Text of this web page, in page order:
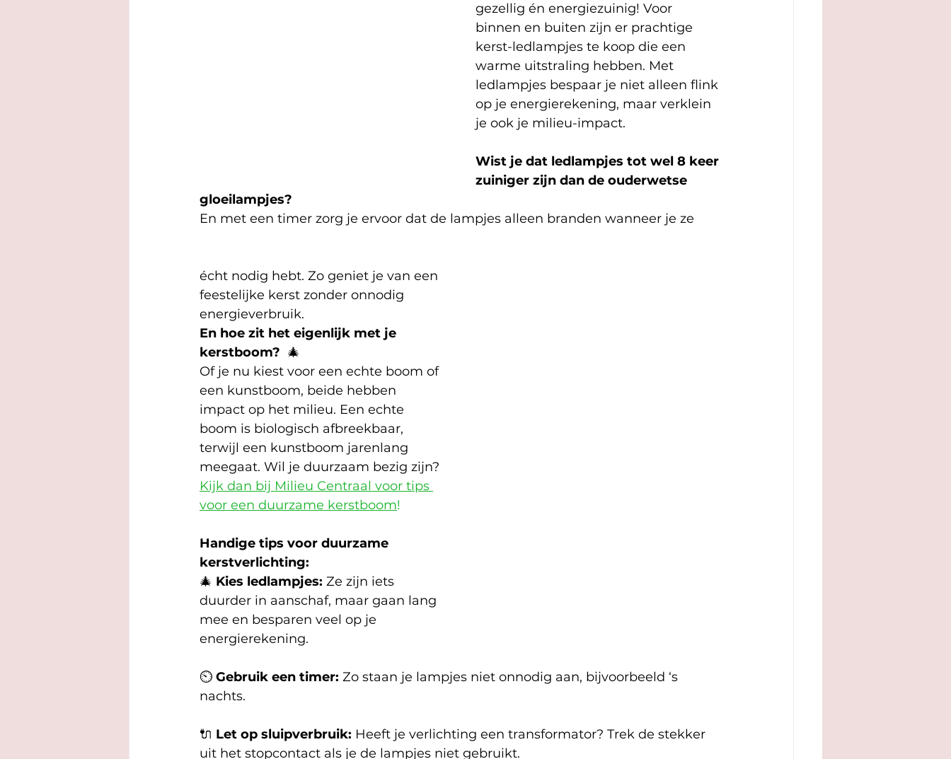
gezellig én energiezuinig! Voor
binnen en buiten zijn er prachtige
kerst-ledlampjes te koop die een
warme uitstraling hebben. Met
ledlampjes bespaar je niet alleen flink
op je energierekening, maar verklein
je ook je milieu-impact.
Wist je dat ledlampjes tot wel 8 keer
zuiniger zijn dan de ouderwetse
gloeilampjes?
En met een timer zorg je ervoor dat de lampjes alleen branden wanneer je ze
écht nodig hebt. Zo geniet je van een
feestelijke kerst zonder onnodig
energieverbruik.
En hoe zit het eigenlijk met je
kerstboom? 🎄
Of je nu kiest voor een echte boom of
een kunstboom, beide hebben
impact op het milieu. Een echte
boom is biologisch afbreekbaar,
terwijl een kunstboom jarenlang
meegaat. Wil je duurzaam bezig zijn?
Kijk dan bij Milieu Centraal voor tips
voor een duurzame kerstboom!
Handige tips voor duurzame
kerstverlichting:
🎄 Kies ledlampjes: Ze zijn iets
duurder in aanschaf, maar gaan lang
mee en besparen veel op je
energierekening.
⏲️ Gebruik een timer: Zo staan je lampjes niet onnodig aan, bijvoorbeeld ‘s
nachts.
🔌 Let op sluipverbruik: Heeft je verlichting een transformator? Trek de stekker
uit het stopcontact als je de lampjes niet gebruikt.